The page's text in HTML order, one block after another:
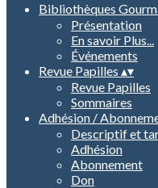
Bibliothèques
Présentation
En savoir Plus...
Événements
Revue Papilles ▴▾
Revue Papilles
Sommaires
Adhésion /
Descriptif et
Adhésion
Abonnement
Don